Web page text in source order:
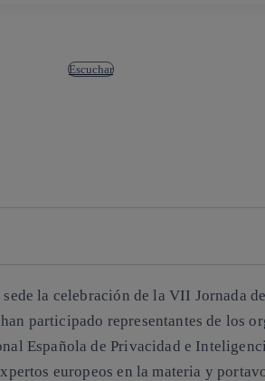
Escuchar
la celebración de la VII Jornada
participado representantes de los
Española de Privacidad e
europeos en la materia y